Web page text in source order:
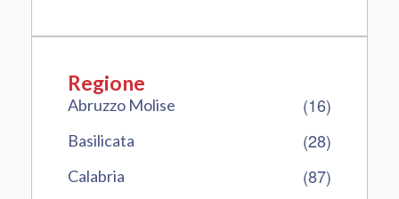
Regione
Abruzzo Molise (16)
Basilicata (28)
Calabria (87)